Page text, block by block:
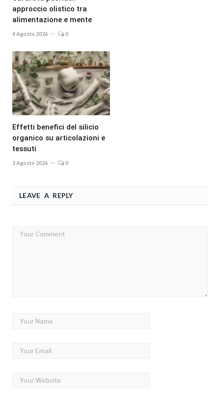
approccio olistico tra
alimentazione e mente
4 Agosto 2026 0
Effetti benefici del silicio
organico su articolazioni e
tessuti
2 Agosto 2026 0
LEAVE A REPLY